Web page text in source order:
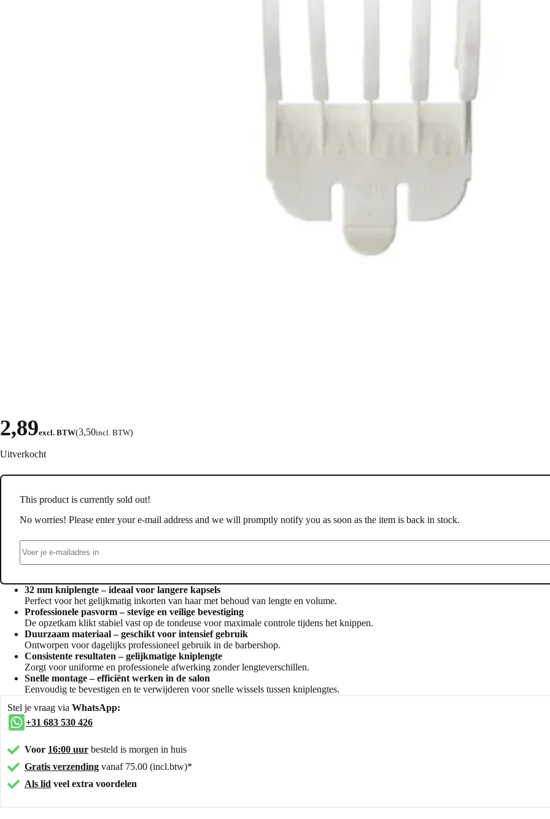
2,89excl. BTW(3,50incl. BTW)
Uitverkocht
This product is currently sold out!
No worries! Please enter your e-mail address and we will promptly notify you as soon as the item is back in stock.
32 mm kniplengte – ideaal voor langere kapsels
Perfect voor het gelijkmatig inkorten van haar met behoud van lengte en volume.
Professionele pasvorm – stevige en veilige bevestiging
De opzetkam klikt stabiel vast op de tondeuse voor maximale controle tijdens het knippen.
Duurzaam materiaal – geschikt voor intensief gebruik
Ontworpen voor dagelijks professioneel gebruik in de barbershop.
Consistente resultaten – gelijkmatige kniplengte
Zorgt voor uniforme en professionele afwerking zonder lengteverschillen.
Snelle montage – efficiënt werken in de salon
Eenvoudig te bevestigen en te verwijderen voor snelle wissels tussen kniplengtes.
Stel je vraag via WhatsApp:
+31 683 530 426
Voor 16:00 uur besteld is morgen in huis
Gratis verzending vanaf 75.00 (incl.btw)*
Als lid veel extra voordelen